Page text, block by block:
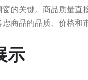
的关键。商品质量直
商品的品质、价格和
示